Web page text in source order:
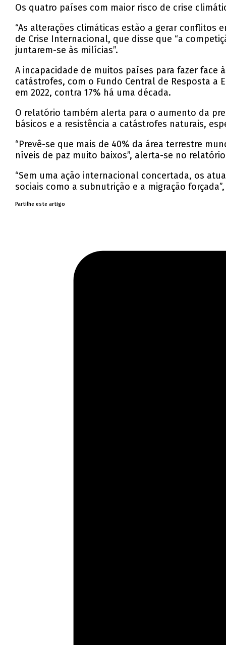
Os quatro países com maior risco de crise
“As alterações climáticas estão a gerar conflitos
de Crise Internacional, que disse que “a
juntarem-se às milícias”.
A incapacidade de muitos países para fazer
catástrofes, com o Fundo Central de Resposta a
em 2022, contra 17% há uma década.
O relatório também alerta para o aumento da
básicos e a resistência a catástrofes naturais,
“Prevê-se que mais de 40% da área terrestre
níveis de paz muito baixos”, alerta-se no
“Sem uma ação internacional concertada, os
sociais como a subnutrição e a migração
Partilhe este artigo